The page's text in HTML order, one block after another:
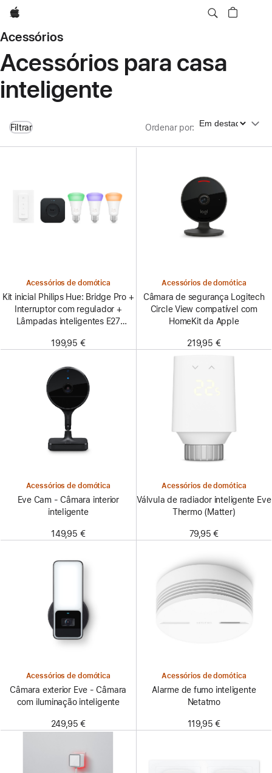
Apple
Acessórios
Acessórios para casa
inteligente
Filtrar Ordenar por: Ordenar por
Acessórios de domótica
Kit inicial Philips Hue: Bridge Pro +
Interruptor com regulador +
Lâmpadas inteligentes E27
199,95 €
Acessórios de domótica
Câmara de segurança Logitech
Circle View compatível com
HomeKit da Apple
219,95 €
Acessórios de domótica
Eve Cam - Câmara interior
inteligente
149,95 €
Acessórios de domótica
Válvula de radiador inteligente Eve
Thermo (Matter)
79,95 €
Acessórios de domótica
Câmara exterior Eve - Câmara
com iluminação inteligente
249,95 €
Acessórios de domótica
Alarme de fumo inteligente
Netatmo
119,95 €